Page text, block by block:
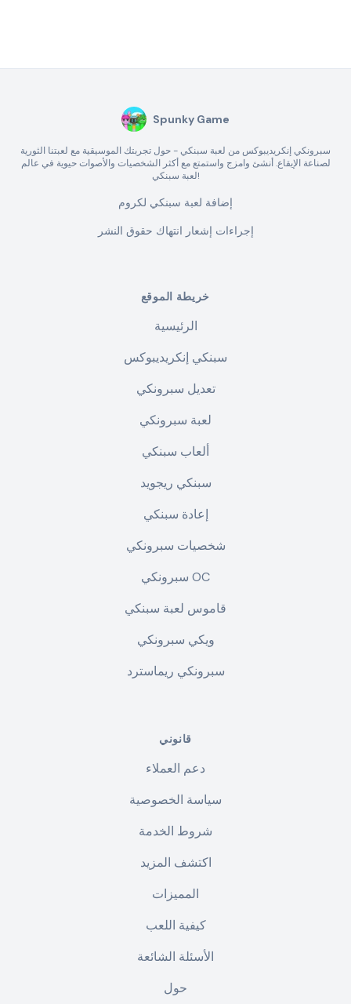
Spunky Game
سبرونكي إنكريديبوكس من لعبة سبنكي - حول تجربتك الموسيقية مع لعبتنا الثورية
لصناعة الإيقاع. أنشئ وامزج واستمتع مع أكثر الشخصيات والأصوات حيوية في عالم
لعبة سبنكي!
إضافة لعبة سبنكي لكروم
إجراءات إشعار انتهاك حقوق النشر
خريطة الموقع
الرئيسية
سبنكي إنكريديبوكس
تعديل سبرونكي
لعبة سبرونكي
ألعاب سبنكي
سبنكي ريجويد
إعادة سبنكي
شخصيات سبرونكي
سبرونكي OC
قاموس لعبة سبنكي
ويكي سبرونكي
سبرونكي ريماسترد
قانوني
دعم العملاء
سياسة الخصوصية
شروط الخدمة
اكتشف المزيد
المميزات
كيفية اللعب
الأسئلة الشائعة
حول